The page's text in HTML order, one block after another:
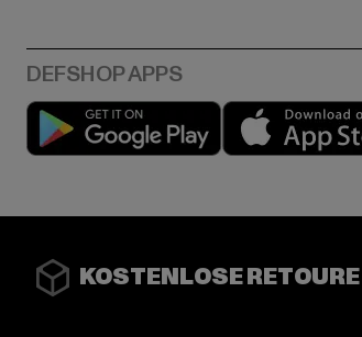
Play market
KOSTENLOSE RETOURE